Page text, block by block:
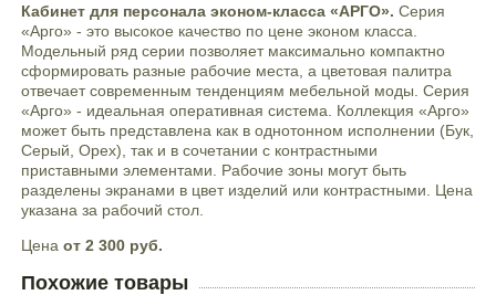
Кабинет для персонала эконом-класса «АРГО». Серия
«Арго» - это высокое качество по цене эконом класса.
Модельный ряд серии позволяет максимально компактно
сформировать разные рабочие места, а цветовая палитра
отвечает современным тенденциям мебельной моды. Серия
«Арго» - идеальная оперативная система. Коллекция «Арго»
может быть представлена как в однотонном исполнении (Бук,
Серый, Орех), так и в сочетании с контрастными
приставными элементами. Рабочие зоны могут быть
разделены экранами в цвет изделий или контрастными. Цена
указана за рабочий стол.
Цена от 2 300 руб.
Похожие товары